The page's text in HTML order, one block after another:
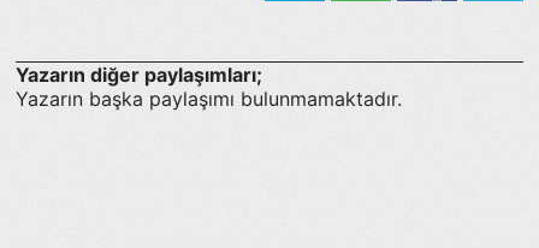
Yazarın diğer paylaşımları;
Yazarın başka paylaşımı bulunmamaktadır.